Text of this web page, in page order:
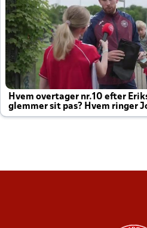
Hvem overtager nr.10 efter
glemmer sit pas? Hvem ringer
altid til efter kampe?